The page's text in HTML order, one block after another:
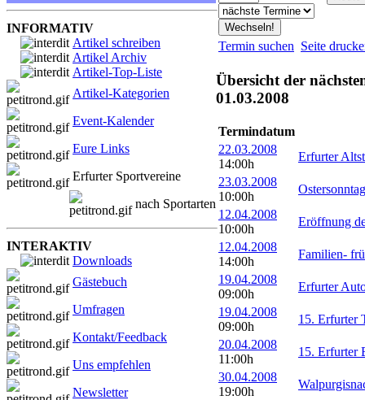
INFORMATIV
Artikel schreiben
Artikel Archiv
Artikel-Top-Liste
Artikel-Kategorien
Event-Kalender
Eure Links
Erfurter Sportvereine
nach Sportarten
INTERAKTIV
Downloads
Gästebuch
Umfragen
Kontakt/Feedback
Uns empfehlen
Newsletter
Termin suchen Seite
Übersicht der
01.03.2008
Termindatum
22.03.2008
14:00h
Erfurter
23.03.2008
10:00h
12.04.2008
10:00h
Eröffnung
12.04.2008
14:00h
Familien-
19.04.2008
09:00h
Erfurter
19.04.2008
09:00h
15. Erfurter
20.04.2008
11:00h
15. Erfurter
30.04.2008
19:00h